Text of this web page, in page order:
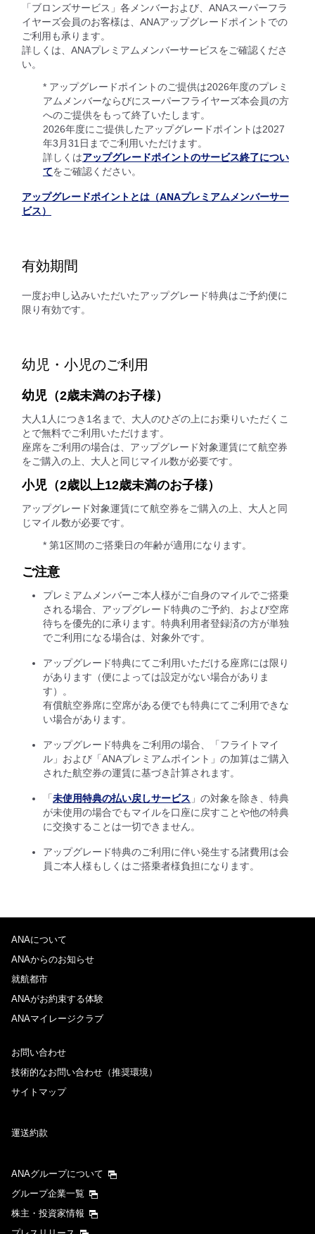
「ブロンズサービス」各メンバーおよび、ANAスーパーフラ
イヤーズ会員のお客様は、ANAアップグレードポイントでの
ご利用も承ります。
詳しくは、ANAプレミアムメンバーサービスをご確認くださ
い。
* アップグレードポイントのご提供は2026年度のプレミ
アムメンバーならびにスーパーフライヤーズ本会員の方
へのご提供をもって終了いたします。
2026年度にご提供したアップグレードポイントは2027
年3月31日までご利用いただけます。
詳しくはアップグレードポイントのサービス終了につい
てをご確認ください。
アップグレードポイントとは（ANAプレミアムメンバーサー
ビス）
有効期間
一度お申し込みいただいたアップグレード特典はご予約便に
限り有効です。
幼児・小児のご利用
幼児（2歳未満のお子様）
大人1人につき1名まで、大人のひざの上にお乗りいただくこ
とで無料でご利用いただけます。
座席をご利用の場合は、アップグレード対象運賃にて航空券
をご購入の上、大人と同じマイル数が必要です。
小児（2歳以上12歳未満のお子様）
アップグレード対象運賃にて航空券をご購入の上、大人と同
じマイル数が必要です。
* 第1区間のご搭乗日の年齢が適用になります。
ご注意
プレミアムメンバーご本人様がご自身のマイルでご搭乗
される場合、アップグレード特典のご予約、および空席
待ちを優先的に承ります。特典利用者登録済の方が単独
でご利用になる場合は、対象外です。
アップグレード特典にてご利用いただける座席には限り
があります（便によっては設定がない場合がありま
す）。
有償航空券席に空席がある便でも特典にてご利用できな
い場合があります。
アップグレード特典をご利用の場合、「フライトマイ
ル」および「ANAプレミアムポイント」の加算はご購入
された航空券の運賃に基づき計算されます。
「 未使用特典の払い戻しサービス 」の対象を除き、特典
が未使用の場合でもマイルを口座に戻すことや他の特典
に交換することは一切できません。
アップグレード特典のご利用に伴い発生する諸費用は会
員ご本人様もしくはご搭乗者様負担になります。
ANAについて
ANAからのお知らせ
就航都市
ANAがお約束する体験
ANAマイレージクラブ
お問い合わせ
技術的なお問い合わせ（推奨環境）
サイトマップ
運送約款
ANAグループについて
グループ企業一覧
株主・投資家情報